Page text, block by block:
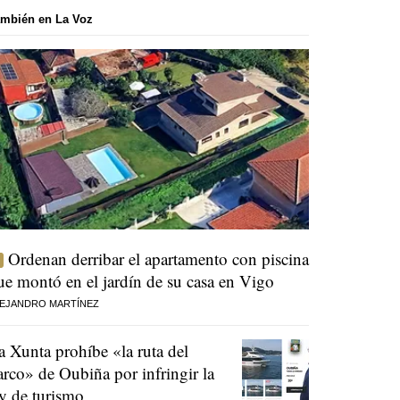
en La Voz
Ordenan derribar el apartamento con piscina
montó en el jardín de su casa en Vigo
MARTÍNEZ
Xunta prohíbe «la ruta del
de Oubiña por infringir la
de turismo